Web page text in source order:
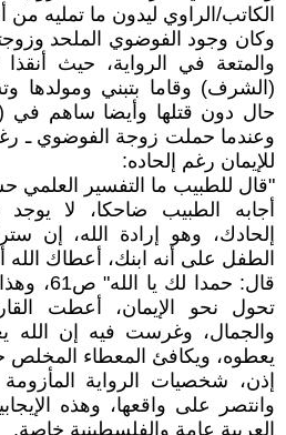
الكاتب/الراوي ليدون ما تمليه من
وكان وجود الفوضوي الملحد
والمتعة في الرواية، حيث
(الشرف) وقاما بتبني ومولدها
حال دون قتلها وأيضا ساهم في
وعندما حملت زوجة الفوضوي ـ
للإيمان رغم إلحاده:
"قال للطبيب ما التفسير العلمي
أجابه الطبيب ضاحكا، لا
إلحادك، وهو إرادة الله، إن
الطفل على أنه ابنك، أعطاك
قال: حمدا
تحول نحو الإيمان، أعطت
والجمال، وغرست فيه إن الله
يعطوه، ويكافئ المعطاء المخلص
إذن، شخصيات الرواية المأزومة
وانتصر على واقعها، وهذه
العربية عامة والفلسطينية خاصة.